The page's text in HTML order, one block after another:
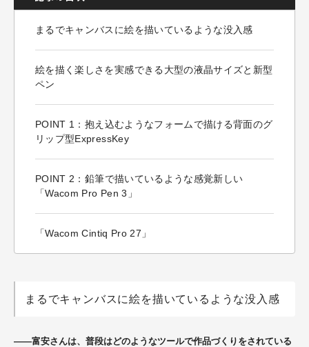
まるでキャンバスに絵を描いているような没入感
絵を描く楽しさを実感できる大型の液晶サイズと新型
ペン
POINT 1：抱え込むようなフォームで描ける背面のグ
リップ型ExpressKey
POINT 2：鉛筆で描いているような感覚新しい
「Wacom Pro Pen 3」
「Wacom Cintiq Pro 27」
まるでキャンバスに絵を描いているような没入感
――富安さんは、普段はどのようなツールで作品づくりをされている